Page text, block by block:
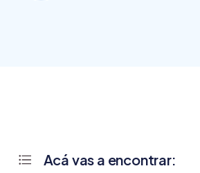
Acá vas a encontrar: